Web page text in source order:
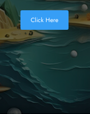
Click Here